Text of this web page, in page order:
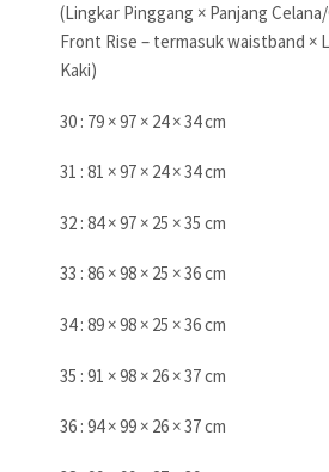
(Lingkar Pinggang × Panjang
Front Rise – termasuk waistband ×
Kaki)
30 : 79 × 97 × 24 × 34 cm
31 : 81 × 97 × 24 × 34 cm
32 : 84 × 97 × 25 × 35 cm
33 : 86 × 98 × 25 × 36 cm
34 : 89 × 98 × 25 × 36 cm
35 : 91 × 98 × 26 × 37 cm
36 : 94 × 99 × 26 × 37 cm